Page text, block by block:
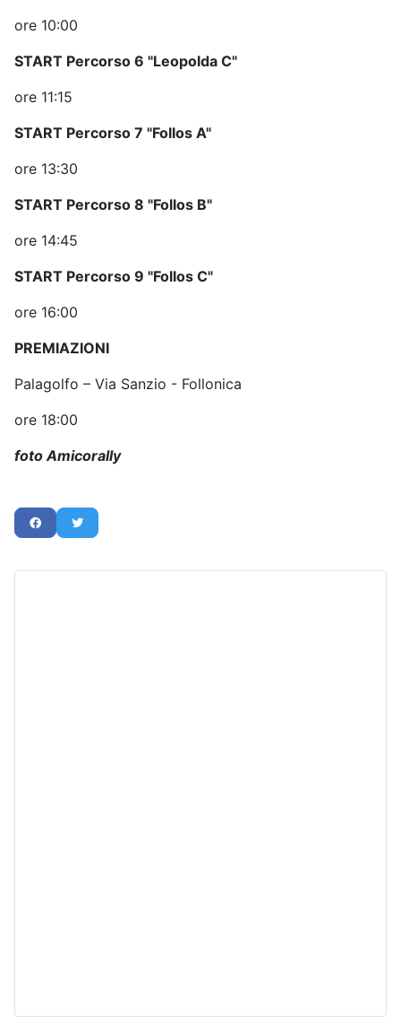
ore 10:00
START Percorso 6 "Leopolda C"
ore 11:15
START Percorso 7 "Follos A"
ore 13:30
START Percorso 8 "Follos B"
ore 14:45
START Percorso 9 "Follos C"
ore 16:00
PREMIAZIONI
Palagolfo – Via Sanzio - Follonica
ore 18:00
foto Amicorally